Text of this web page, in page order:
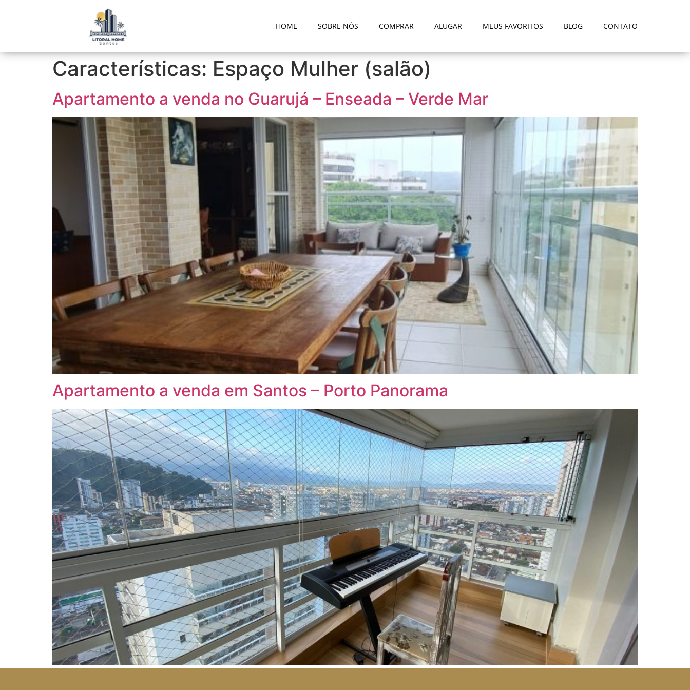
HOME SOBRE NÓS COMPRAR ALUGAR MEUS FAVORITOS BLOG CONTATO
Características: Espaço Mulher (salão)
Apartamento a venda no Guarujá – Enseada – Verde Mar
Apartamento a venda em Santos – Porto Panorama